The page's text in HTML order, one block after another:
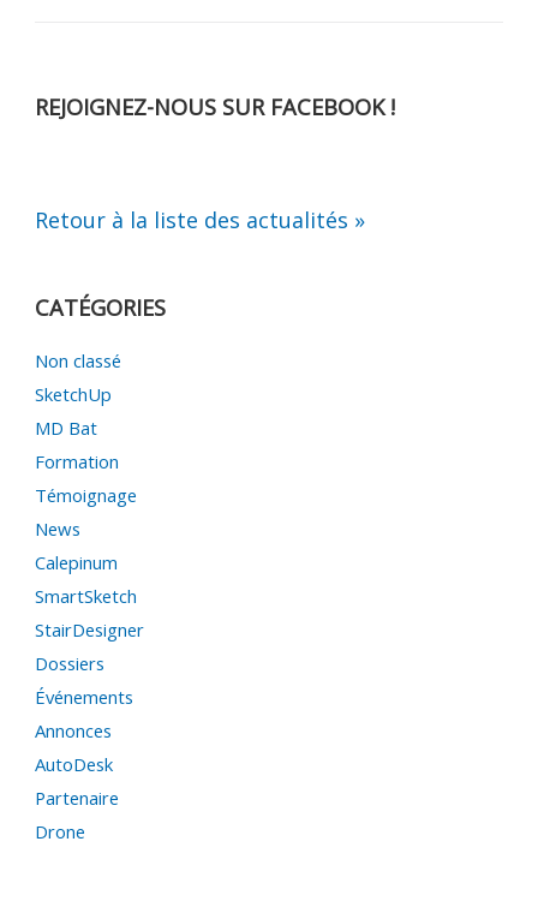
REJOIGNEZ-NOUS SUR FACEBOOK !
Retour à la liste des actualités »
CATÉGORIES
Non classé
SketchUp
MD Bat
Formation
Témoignage
News
Calepinum
SmartSketch
StairDesigner
Dossiers
Événements
Annonces
AutoDesk
Partenaire
Drone